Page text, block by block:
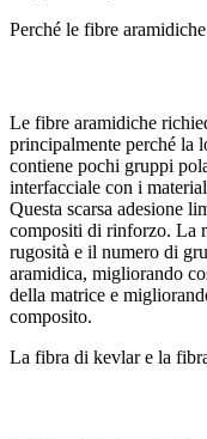
Perché le fibre
Le fibre aramidiche
principalmente perché la
contiene pochi gruppi
interfacciale con i
Questa scarsa adesione
compositi di rinforzo. La
rugosità e il numero di
aramidica, migliorando
della matrice e
composito.
La fibra di kevlar e la